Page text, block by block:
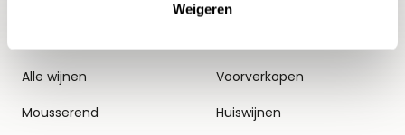
Weigeren
Alle wijnen
Mousserend
Thema's
Voorverkopen
Huiswijnen